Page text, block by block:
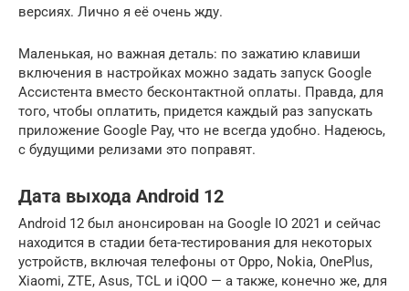
версиях. Лично я её очень жду.
Маленькая, но важная деталь: по зажатию клавиши
включения в настройках можно задать запуск Google
Ассистента вместо бесконтактной оплаты. Правда, для
того, чтобы оплатить, придется каждый раз запускать
приложение Google Pay, что не всегда удобно. Надеюсь,
с будущими релизами это поправят.
Дата выхода Android 12
Android 12 был анонсирован на Google IO 2021 и сейчас
находится в стадии бета-тестирования для некоторых
устройств, включая телефоны от Oppo, Nokia, OnePlus,
Xiaomi, ZTE, Asus, TCL и iQOO — а также, конечно же, для